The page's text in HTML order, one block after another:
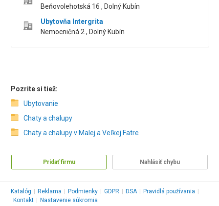
Beňovolehotská 16 , Dolný Kubín
Ubytovňa Intergrita
Nemocničná 2 , Dolný Kubín
Pozrite si tiež:
Ubytovanie
Chaty a chalupy
Chaty a chalupy v Malej a Veľkej Fatre
Pridať firmu Nahlásiť chybu
Katalóg Reklama Podmienky GDPR DSA Pravidlá používania
Kontakt
Nastavenie súkromia